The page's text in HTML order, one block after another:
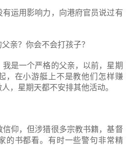
运用影响力，向港府官员说过有
亲？你会不会打孩子？
是一个严格的父亲，以前，星期
，在小游艇上不是教他们怎样赚
，星期天都不安排其他活动。
仰，但涉猎很多宗教书籍，基督
的书都看。有时一些警句非常精